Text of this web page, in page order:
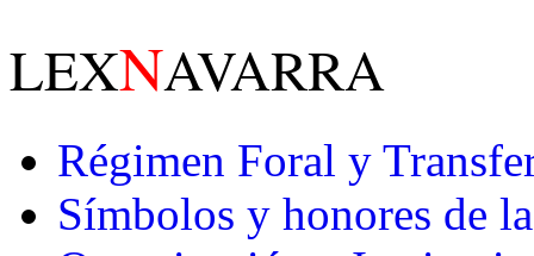
LEXNAVARRA
Régimen Foral y
Símbolos y honores de